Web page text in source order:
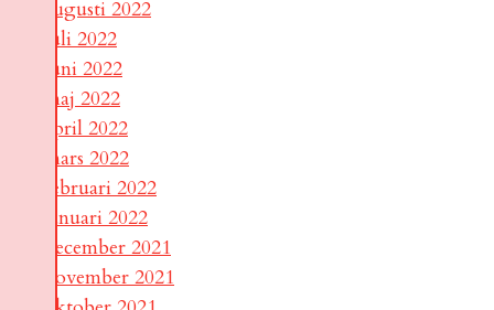
augusti 2022
juli 2022
juni 2022
maj 2022
april 2022
mars 2022
februari 2022
januari 2022
december 2021
november 2021